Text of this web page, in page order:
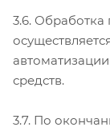
3.6.
средств.
3.7. По